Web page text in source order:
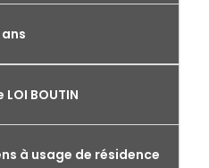
ans
BOUTIN
à usage de résidence